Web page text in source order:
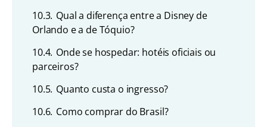
10.3. Qual a diferença entre a Disney de
Orlando e a de Tóquio?
10.4. Onde se hospedar: hotéis oficiais ou
parceiros?
10.5. Quanto custa o ingresso?
10.6. Como comprar do Brasil?